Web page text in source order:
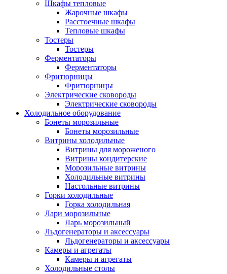
Шкафы тепловые
Жарочные шкафы
Расстоечные шкафы
Тепловые шкафы
Тостеры
Тостеры
Ферментаторы
Ферментаторы
Фритюрницы
Фритюрницы
Электрические сковороды
Электрические сковороды
Холодильное оборудование
Бонеты морозильные
Бонеты морозильные
Витрины холодильные
Витрины для мороженого
Витрины кондитерские
Морозильные витрины
Холодильные витрины
Настольные витрины
Горки холодильные
Горка холодильная
Лари морозильные
Ларь морозильный
Льдогенераторы и аксессуары
Льдогенераторы и аксессуары
Камеры и агрегаты
Камеры и агрегаты
Холодильные столы